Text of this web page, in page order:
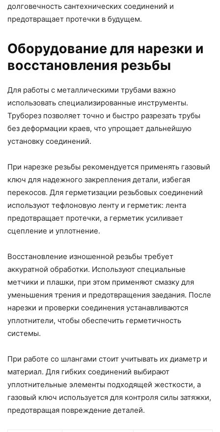
долговечность сантехнических соединений и
предотвращает протечки в будущем.
Оборудование для нарезки и
восстановления резьбы
Для работы с металлическими трубами важно
использовать специализированные инструменты.
Труборез позволяет точно и быстро разрезать трубы
без деформации краев, что упрощает дальнейшую
установку соединений.
При нарезке резьбы рекомендуется применять газовый
ключ для надежного закрепления детали, избегая
перекосов. Для герметизации резьбовых соединений
используют тефлоновую ленту и герметик: лента
предотвращает протечки, а герметик усиливает
сцепление и уплотнение.
Восстановление изношенной резьбы требует
аккуратной обработки. Используют специальные
метчики и плашки, при этом применяют смазку для
уменьшения трения и предотвращения заедания. После
нарезки и проверки соединения устанавливаются
уплотнители, чтобы обеспечить герметичность
системы.
При работе со шлангами стоит учитывать их диаметр и
материал. Для гибких соединений выбирают
уплотнительные элементы подходящей жесткости, а
газовый ключ используется для контроля силы затяжки,
предотвращая повреждение деталей.